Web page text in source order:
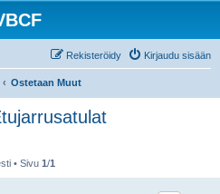
Kirjaudu sisään
Rekisteröidy
Ostetaan Muut
• Sivu 1/1